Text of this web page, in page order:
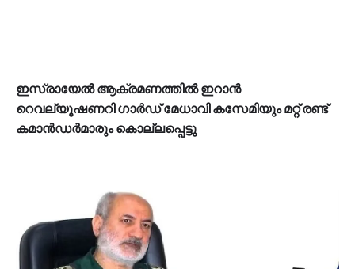
ഇസ്രായേൽ ആക്രമണത്തിൽ ഇറാൻ
റെവല്യൂഷണറി ഗാർഡ് മേധാവി കസേമിയും മറ്റ് രണ്ട്
കമാൻഡർമാരും കൊല്ലപ്പെട്ടു